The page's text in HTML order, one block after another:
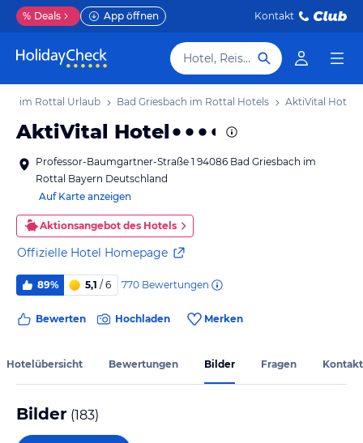
% Deals App öffnen Kontakt
Hotel, Reiseziel
im Rottal Urlaub Bad Griesbach im Rottal Hotels AktiVital Hotel
AktiVital Hotel
Professor-Baumgartner-Straße 1 94086 Bad Griesbach im
Rottal Bayern Deutschland
Auf Karte anzeigen
Aktionsangebot des Hotels
Offizielle Hotel Homepage
89% 5,1 / 6 770 Bewertungen
Bewerten Hochladen Merken
Hotelübersicht Bewertungen Bilder Fragen Kontakt
Bilder (183)